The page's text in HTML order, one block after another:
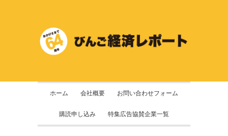
ホーム 会社概要 お問い合わせフォーム
購読申し込み 特集広告協賛企業一覧